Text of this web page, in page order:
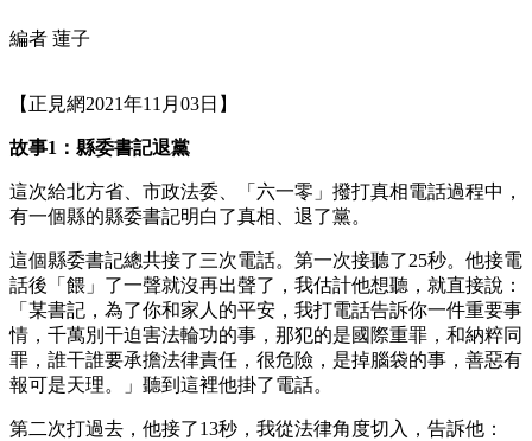
編者 蓮子
【正見網2021年11月03日】
故事1：縣委書記退黨
這次給北方省、市政法委、「六一零」撥打真相電話過程中，
有一個縣的縣委書記明白了真相、退了黨。
這個縣委書記總共接了三次電話。第一次接聽了25秒。他接電
話後「餵」了一聲就沒再出聲了，我估計他想聽，就直接說：
「某書記，為了你和家人的平安，我打電話告訴你一件重要事
情，千萬別干迫害法輪功的事，那犯的是國際重罪，和納粹同
罪，誰干誰要承擔法律責任，很危險，是掉腦袋的事，善惡有
報可是天理。」聽到這裡他掛了電話。
第二次打過去，他接了13秒，我從法律角度切入，告訴他：